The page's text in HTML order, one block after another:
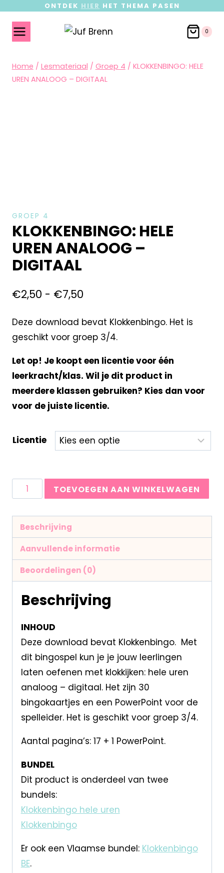
ONTDEK HIER HET THEMA PASEN
0
Home / Lesmateriaal / Groep 4 / KLOKKENBINGO: HELE
UREN ANALOOG – DIGITAAL
GROEP 4
KLOKKENBINGO: HELE
UREN ANALOOG –
DIGITAAL
€2,50 - €7,50
Deze download bevat Klokkenbingo. Het is
geschikt voor groep 3/4.
Let op! Je koopt een licentie voor één
leerkracht/klas. Wil je dit product in
meerdere klassen gebruiken? Kies dan voor
voor de juiste licentie.
Licentie
TOEVOEGEN AAN WINKELWAGEN
Beschrijving
Aanvullende informatie
Beoordelingen (0)
Beschrijving
INHOUD
Deze download bevat Klokkenbingo. Met
dit bingospel kun je je jouw leerlingen
laten oefenen met klokkijken: hele uren
analoog – digitaal. Het zijn 30
bingokaartjes en een PowerPoint voor de
spelleider. Het is geschikt voor groep 3/4.
Aantal pagina’s: 17 + 1 PowerPoint.
BUNDEL
Dit product is onderdeel van twee
bundels:
Klokkenbingo hele uren
Klokkenbingo
Er ook een Vlaamse bundel: Klokkenbingo
BE.